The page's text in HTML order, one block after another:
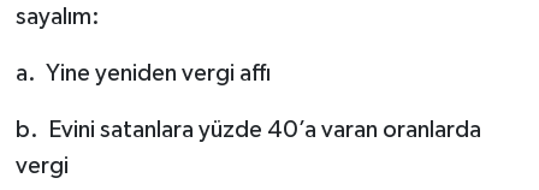
sayalım:
a. Yine yeniden vergi affı
b.
Evini satanlara yüzde 40’a varan oranlarda
vergi